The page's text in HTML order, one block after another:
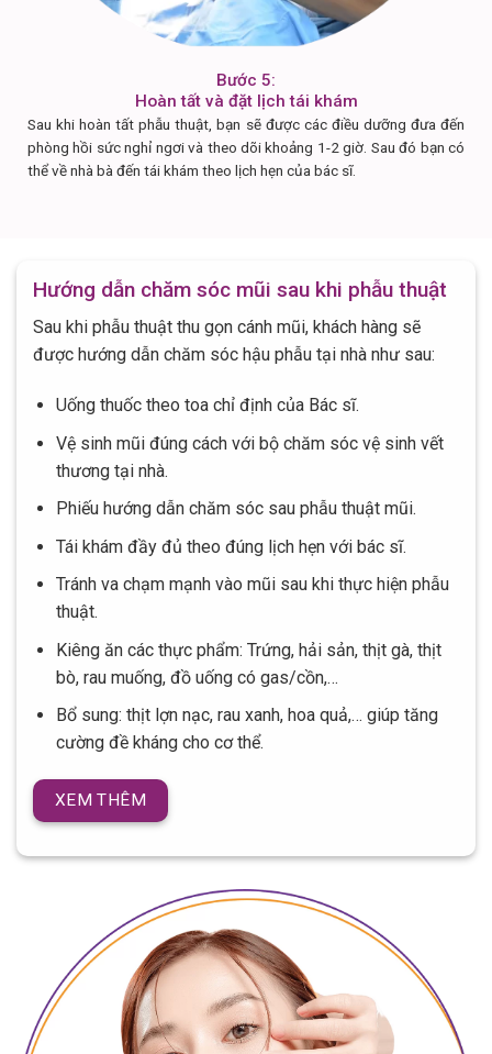
Bước 5:
Hoàn tất và đặt lịch tái khám
Sau khi hoàn tất phẫu thuật, bạn sẽ được các điều dưỡng đưa đến
phòng hồi sức nghỉ ngơi và theo dõi khoảng 1-2 giờ. Sau đó bạn có
thể về nhà bà đến tái khám theo lịch hẹn của bác sĩ.
Hướng dẫn chăm sóc mũi sau khi phẫu thuật
Sau khi phẫu thuật thu gọn cánh mũi, khách hàng sẽ
được hướng dẫn chăm sóc hậu phẫu tại nhà như sau:
Uống thuốc theo toa chỉ định của Bác sĩ.
Vệ sinh mũi đúng cách với bộ chăm sóc vệ sinh vết
thương tại nhà.
Phiếu hướng dẫn chăm sóc sau phẫu thuật mũi.
Tái khám đầy đủ theo đúng lịch hẹn với bác sĩ.
Tránh va chạm mạnh vào mũi sau khi thực hiện phẫu
thuật.
Kiêng ăn các thực phẩm: Trứng, hải sản, thịt gà, thịt
bò, rau muống, đồ uống có gas/cồn,…
Bổ sung: thịt lợn nạc, rau xanh, hoa quả,… giúp tăng
cường đề kháng cho cơ thể.
XEM THÊM